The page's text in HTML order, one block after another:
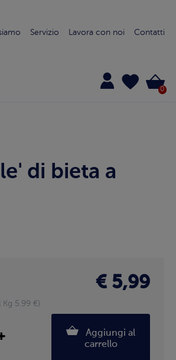
Servizio Lavora con noi Contatti
0
di bieta a
€ 5,99
5.99 €)
Aggiungi al
carrello